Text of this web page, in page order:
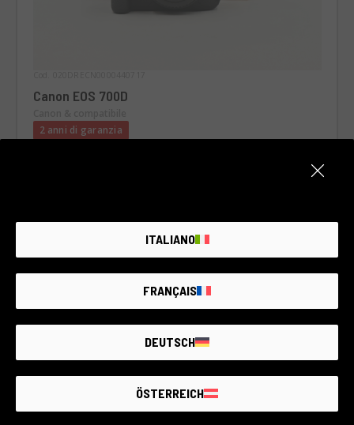
Canon EOS 700D
2 anni di garanzia
€250
ITALIANO
FRANÇAIS
DEUTSCH
ÖSTERREICH